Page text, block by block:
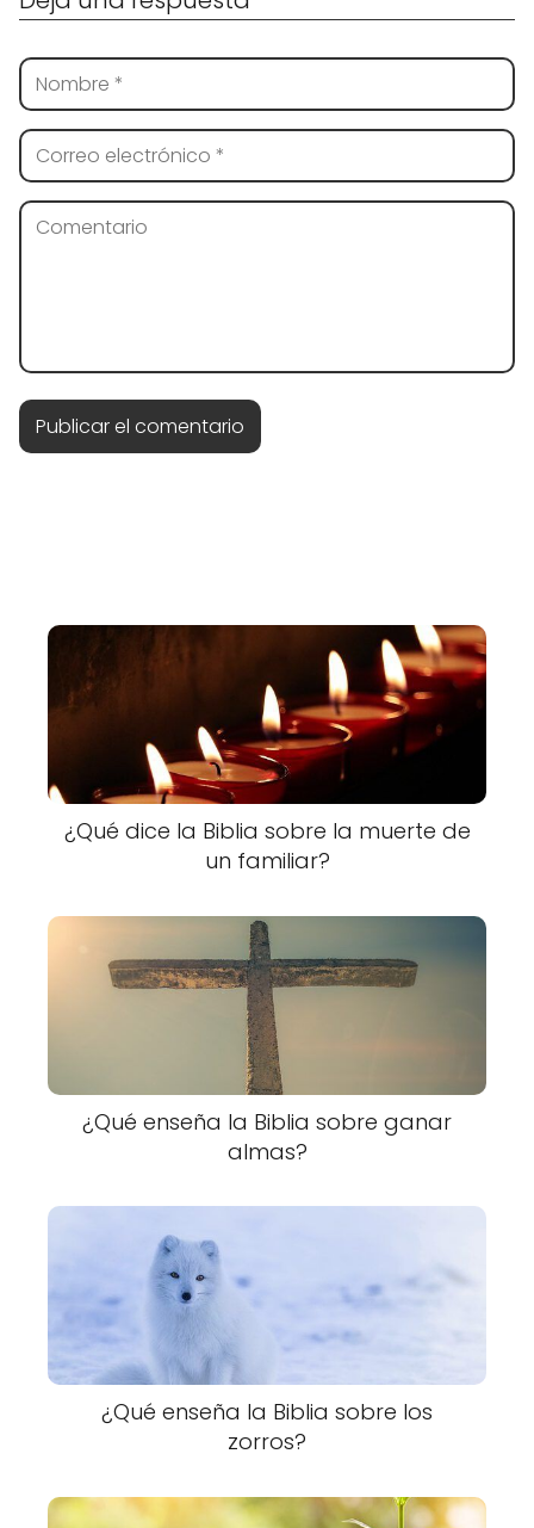
¿Qué dice la Biblia sobre la muerte de
un familiar?
¿Qué enseña la Biblia sobre ganar
almas?
¿Qué enseña la Biblia sobre los
zorros?